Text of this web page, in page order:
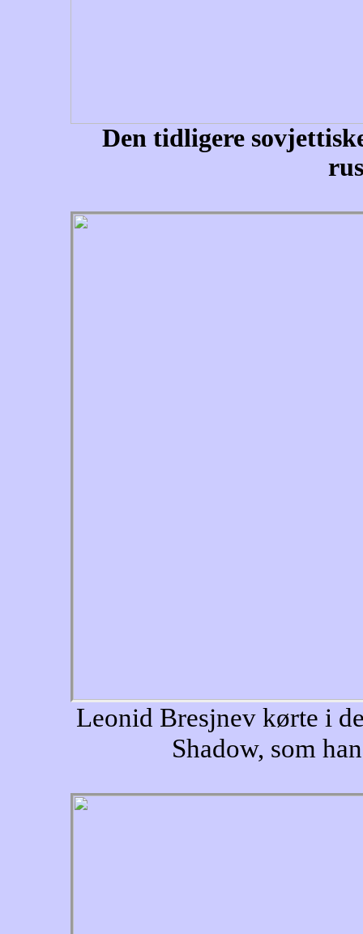
Den tidligere
Leonid Bresjnev kørte i
Shadow, som